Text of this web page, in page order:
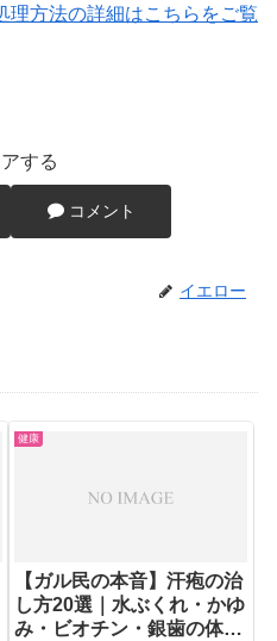
理方法の詳細はこちらをご覧
する
コメント
イエロー
健康
【ガル民の本音】汗疱の治
し方20選｜水ぶくれ・かゆ
み・ビオチン・銀歯の体験